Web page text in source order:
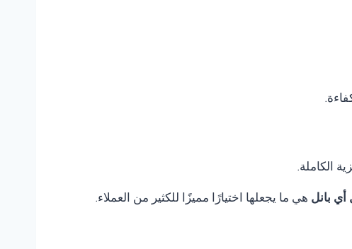
الكاملة.
بانل هي ما يجعلها اختيارًا مميزًا للكثير من العملاء.